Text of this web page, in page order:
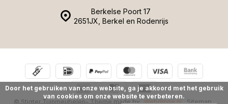
Berkelse Poort 17
2651JX, Berkel en Rodenrijs
© Stigter Tuinmeubelen- Theme made by Webdinge.nl Sitemap
Door het gebruiken van onze website, ga je akkoord met het gebruik
van cookies om onze website te verbeteren.